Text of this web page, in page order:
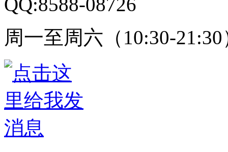
QQ:8588-08726
周一至周六（10:30-21:30